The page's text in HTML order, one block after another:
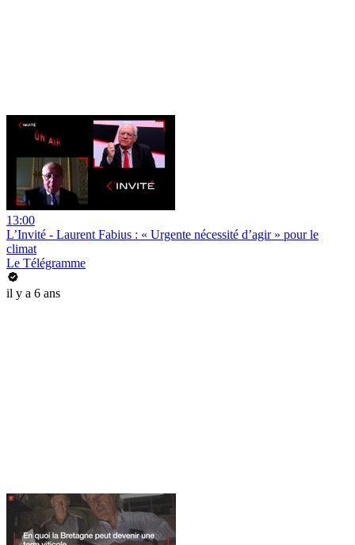
13:00
L’Invité - Laurent Fabius : « Urgente nécessité d’agir » pour le
climat
Le Télégramme
il y a 6 ans